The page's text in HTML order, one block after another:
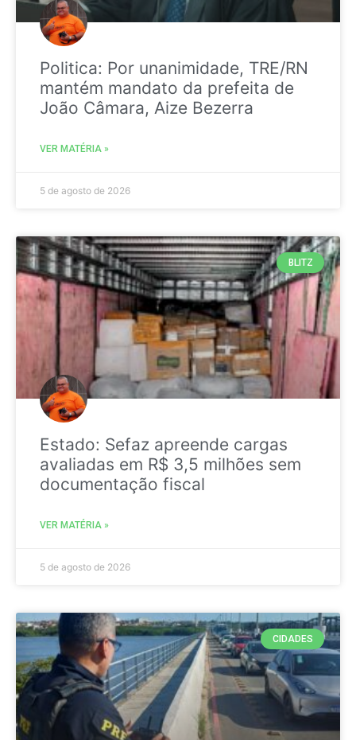
Politica: Por unanimidade, TRE/RN
mantém mandato da prefeita de
João Câmara, Aize Bezerra
VER MATÉRIA »
5 de agosto de 2026
BLITZ
Estado: Sefaz apreende cargas
avaliadas em R$ 3,5 milhões sem
documentação fiscal
VER MATÉRIA »
5 de agosto de 2026
CIDADES